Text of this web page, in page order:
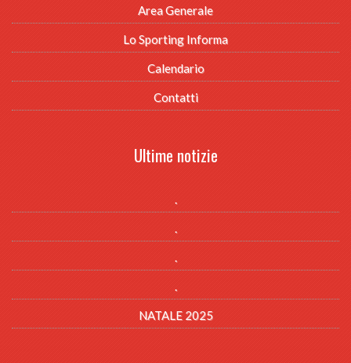
Area Generale
Lo Sporting Informa
Calendario
Contatti
Ultime notizie
.
.
.
.
NATALE 2025